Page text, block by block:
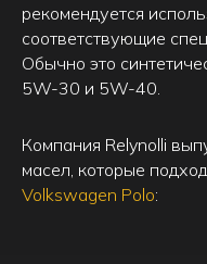
рекомендуется
соответствующие
Обычно это
5W-30 и 5W-40.
Компания Relynolli
масел, которые
Volkswagen Polo: